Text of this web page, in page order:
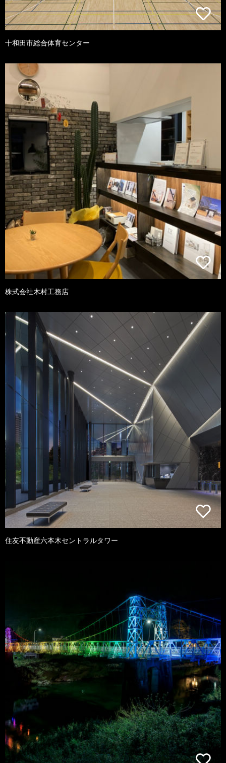
十和田市総合体育センター
株式会社木村工務店
住友不動産六本木セントラルタワー